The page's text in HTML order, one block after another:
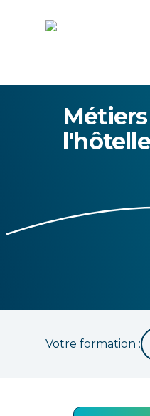
Votre formation :